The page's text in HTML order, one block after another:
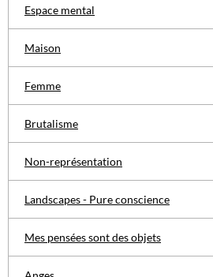
Espace mental
Maison
Femme
Brutalisme
Non-représentation
Landscapes - Pure conscience
Mes pensées sont des objets